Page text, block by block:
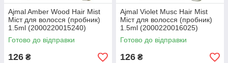
Ajmal Amber Wood Hair Mist
Міст для волосся (пробник)
1.5ml (2000220015240)
Готово до відправки
126 ₴
Ajmal Violet Musc Hair Mist
Міст для волосся (пробник)
1.5ml (2000220016025)
Готово до відправки
126 ₴